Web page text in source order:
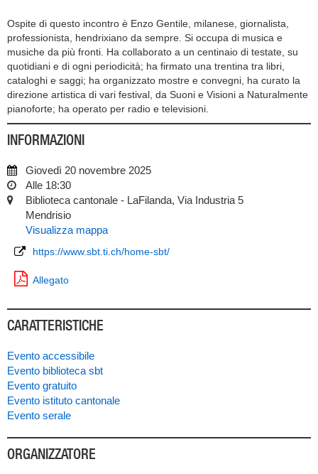
Ospite di questo incontro è Enzo Gentile, milanese, giornalista,
professionista, hendrixiano da sempre. Si occupa di musica e
musiche da più fronti. Ha collaborato a un centinaio di testate, su
quotidiani e di ogni periodicità; ha firmato una trentina tra libri,
cataloghi e saggi; ha organizzato mostre e convegni, ha curato la
direzione artistica di vari festival, da Suoni e Visioni a Naturalmente
pianoforte; ha operato per radio e televisioni.
INFORMAZIONI
Giovedì 20 novembre 2025
Alle 18:30
Biblioteca cantonale - LaFilanda, Via Industria 5
Mendrisio
Visualizza mappa
https://www.sbt.ti.ch/home-sbt/
Allegato
CARATTERISTICHE
Evento accessibile
Evento biblioteca sbt
Evento gratuito
Evento istituto cantonale
Evento serale
ORGANIZZATORE